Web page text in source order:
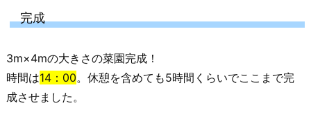
完成
3m×4mの大きさの菜園完成！
時間は14：00。休憩を含めても5時間くらいでここまで完
成させました。